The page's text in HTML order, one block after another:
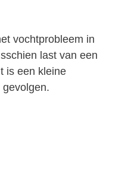
vochtprobleem in
last van een
is een kleine